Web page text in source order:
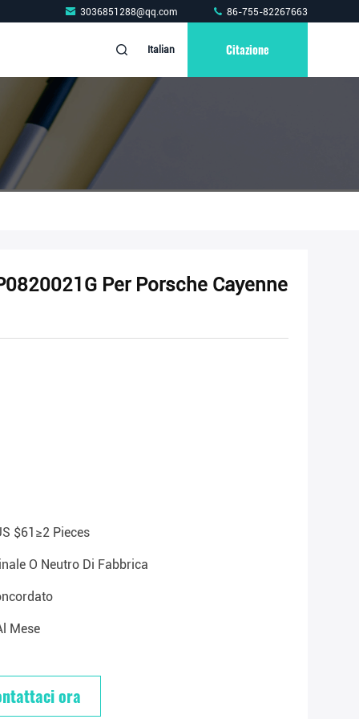
3036851288@qq.com 86-755-82267663
Italian Citazione
Per Porsche Cayenne
$61≥2 Pieces
O Neutro Di Fabbrica
Mese
ora